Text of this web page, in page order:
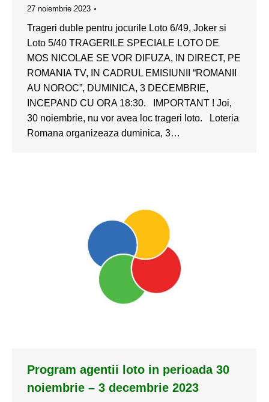
27 noiembrie 2023
Trageri duble pentru jocurile Loto 6/49, Joker si
Loto 5/40 TRAGERILE SPECIALE LOTO DE
MOS NICOLAE SE VOR DIFUZA, IN DIRECT, PE
ROMANIA TV, IN CADRUL EMISIUNII “ROMANII
AU NOROC”, DUMINICA, 3 DECEMBRIE,
INCEPAND CU ORA 18:30. IMPORTANT ! Joi,
30 noiembrie, nu vor avea loc trageri loto. Loteria
Romana organizeaza duminica, 3…
Program agentii loto in perioada 30
noiembrie – 3 decembrie 2023